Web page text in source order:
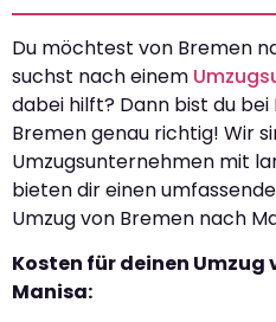
Du möchtest von Bremen
suchst nach einem
dabei hilft? Dann bist du bei
Bremen genau richtig! Wir
Umzugsunternehmen mit
bieten dir einen
Umzug von Bremen nach
Kosten für deinen Umzug
Manisa: